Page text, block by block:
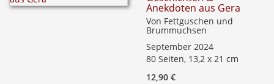
Anekdoten aus Gera
Von Fettguschen und
Brummuchsen
September 2024
80 Seiten, 13,2 x 21 cm
12,90 €